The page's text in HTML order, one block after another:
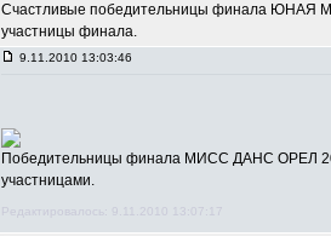
Счастливые победительницы финала ЮНАЯ
участницы финала.
9.11.2010 13:03:46
Победительницы финала МИСС ДАНС ОРЕЛ
участницами.
Редактировалось: 9.11.2010 13:07:17